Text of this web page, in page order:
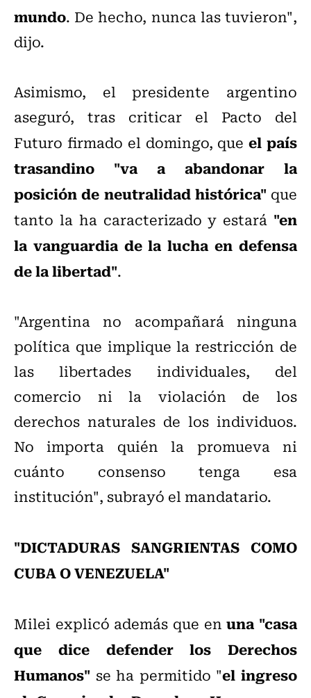
mundo. De hecho, nunca las tuvieron",
dijo.
Asimismo, el presidente argentino
aseguró, tras criticar el Pacto del
Futuro firmado el domingo, queel país
trasandino "va a abandonar la
posición de neutralidad histórica" que
tanto la ha caracterizado y estará "en
la vanguardia de la lucha en defensa
de la libertad".
"Argentina no acompañará ninguna
política que implique la restricción de
las libertades individuales, del
comercio ni la violación de los
derechos naturales de los individuos.
No importa quién la promueva ni
cuánto consenso tenga esa
institución", subrayó el mandatario.
"DICTADURAS SANGRIENTAS COMO
CUBA O VENEZUELA"
Milei explicó además que enuna "casa
que dice defender los Derechos
Humanos" se ha permitido "el ingreso